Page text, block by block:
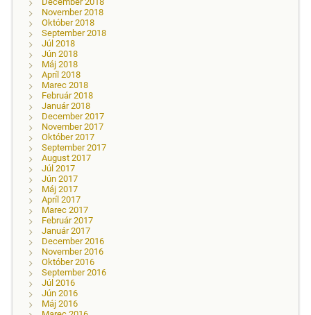
November 2018
Október 2018
September 2018
Júl 2018
Jún 2018
Máj 2018
Apríl 2018
Marec 2018
Február 2018
Január 2018
December 2017
November 2017
Október 2017
September 2017
August 2017
Júl 2017
Jún 2017
Máj 2017
Apríl 2017
Marec 2017
Február 2017
Január 2017
December 2016
November 2016
Október 2016
September 2016
Júl 2016
Jún 2016
Máj 2016